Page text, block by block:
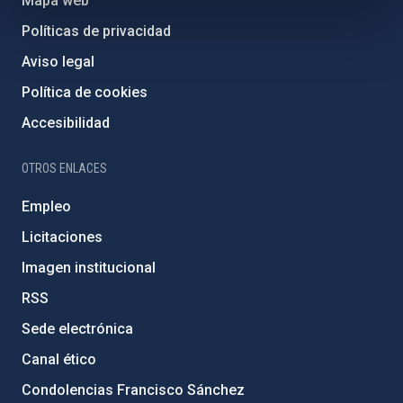
Políticas de privacidad
Aviso legal
Política de cookies
Accesibilidad
OTROS ENLACES
Empleo
Licitaciones
Imagen institucional
RSS
Sede electrónica
Canal ético
Condolencias Francisco Sánchez